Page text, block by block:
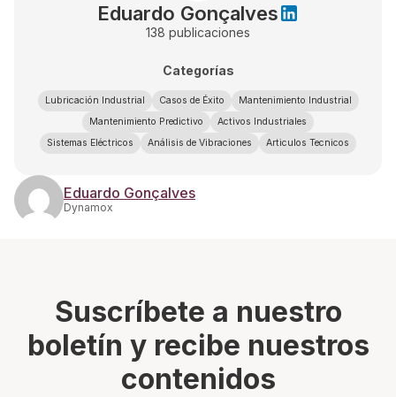
Eduardo Gonçalves
138 publicaciones
Categorías
Lubricación Industrial Casos de Éxito
Mantenimiento Industrial
Mantenimiento Predictivo
Activos Industriales
Sistemas Eléctricos
Análisis de Vibraciones Articulos Tecnicos
Eduardo Gonçalves
Dynamox
Suscríbete a nuestro
boletín y recibe nuestros
contenidos